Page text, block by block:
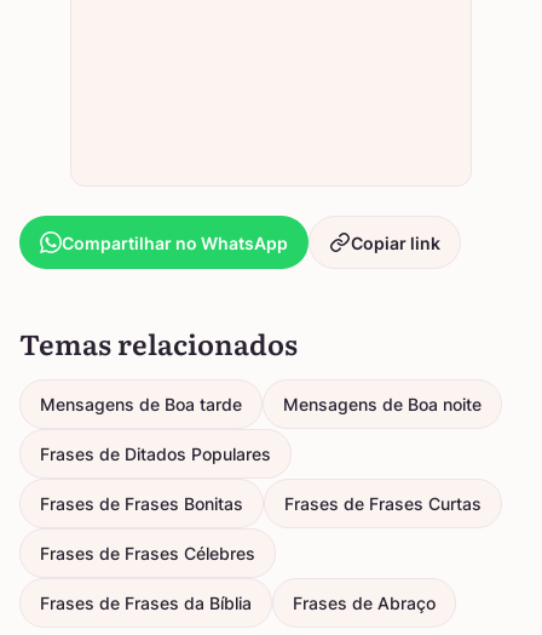
Compartilhar no WhatsApp Copiar link
Temas relacionados
Mensagens de Boa tarde Mensagens de Boa noite
Frases de Ditados Populares
Frases de Frases Bonitas Frases de Frases Curtas
Frases de Frases Célebres
Frases de Frases da Bíblia Frases de Abraço